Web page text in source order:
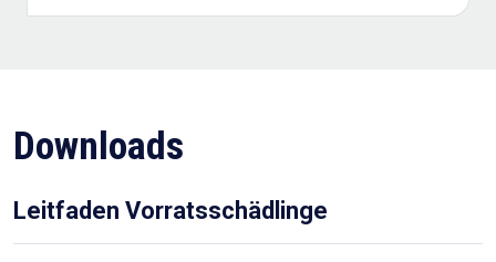
Downloads
Leitfaden Vorratsschädlinge